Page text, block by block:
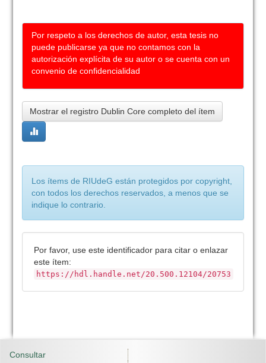
Por respeto a los derechos de autor, esta tesis no
puede publicarse ya que no contamos con la
autorización explícita de su autor o se cuenta con un
convenio de confidencialidad
Mostrar el registro Dublin Core completo del ítem
Los ítems de RIUdeG están protegidos por copyright,
con todos los derechos reservados, a menos que se
indique lo contrario.
Por favor, use este identificador para citar o enlazar
este ítem:
https://hdl.handle.net/20.500.12104/20753
Consultar